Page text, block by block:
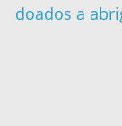
doados a